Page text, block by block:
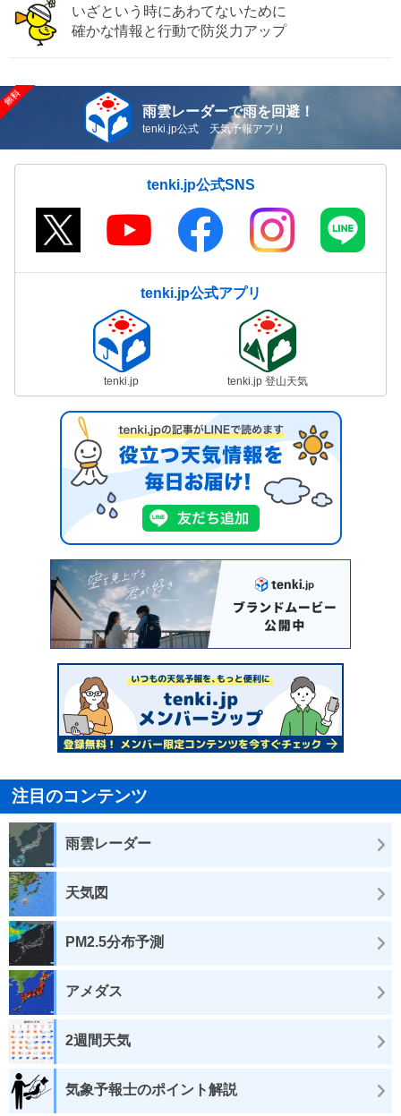
いざという時にあわてないために
確かな情報と行動で防災力アップ
雨雲レーダーで雨を回避！
tenki.jp公式 天気予報アプリ
tenki.jp公式SNS
tenki.jp公式アプリ
tenki.jp tenki.jp 登山天気
注目のコンテンツ
雨雲レーダー
天気図
PM2.5分布予測
アメダス
2週間天気
気象予報士のポイント解説